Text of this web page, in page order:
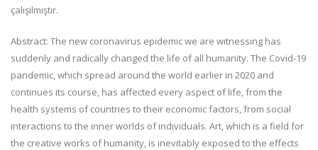
çalışılmıştır.
Abstract: The new coronavirus epidemic we are witnessing has
suddenly and radically changed the life of all humanity. The Covid-19
pandemic, which spread around the world earlier in 2020 and
continues its course, has affected every aspect of life, from the
health systems of countries to their economic factors, from social
interactions to the inner worlds of individuals. Art, which is a field for
the creative works of humanity, is inevitably exposed to the effects